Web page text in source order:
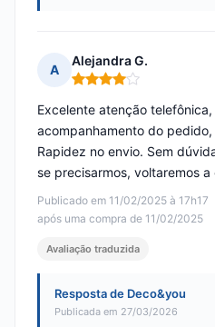
A
Alejandra G.
Nota: 4 em 5
Publicado em 11/02/2025 à 17h17
após uma compra de 11/02/2025
Excelente atenção
acompanhamento do
Rapidez no envio. Sem
se precisarmos, voltaremos a
Avaliação traduzida
Resposta de Deco&you
Publicada em 27/03/2026